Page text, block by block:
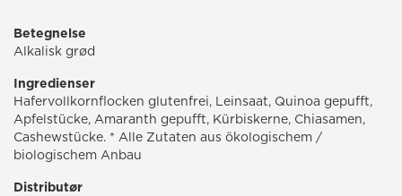
Betegnelse
Alkalisk grød
Ingredienser
Hafervollkornflocken glutenfrei, Leinsaat, Quinoa gepufft,
Apfelstücke, Amaranth gepufft, Kürbiskerne, Chiasamen,
Cashewstücke. * Alle Zutaten aus ökologischem /
biologischem Anbau
Distributør